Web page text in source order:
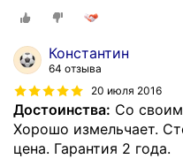
Константин
64 отзыва
20 июля 2016
Достоинства: Со
Хорошо измельчает.
цена. Гарантия 2 года.